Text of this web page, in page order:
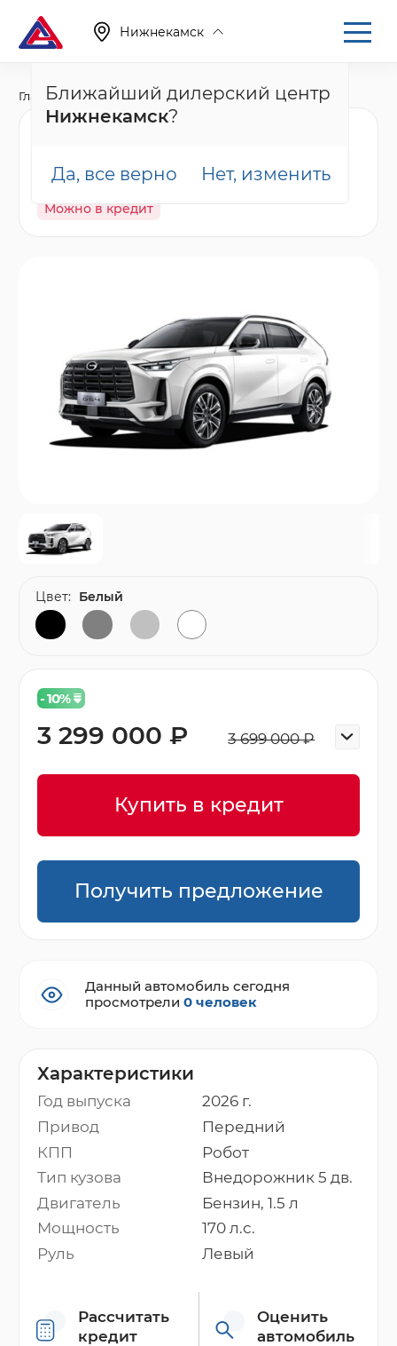
Нижнекамск
Ближайший дилерский центр
Нижнекамск?
Да, все верно Нет, изменить
Главная Каталог Новые автомобили GS4
В наличии Спецпредложение
Гарантия
Можно в кредит
Характеристики
Год выпуска
2026 г.
Привод
Передний
КПП
Робот
Тип кузова
Внедорожник 5 дв.
Двигатель
Бензин, 1.5 л
Мощность
170 л.с.
Руль
Левый
Рассчитать
кредит
Оценить
автомобиль
- 10%
3 699 000 ₽
3 299 000 ₽
Купить в кредит
Получить предложение
Цвет: Белый
Данный автомобиль сегодня
просмотрели0 человек